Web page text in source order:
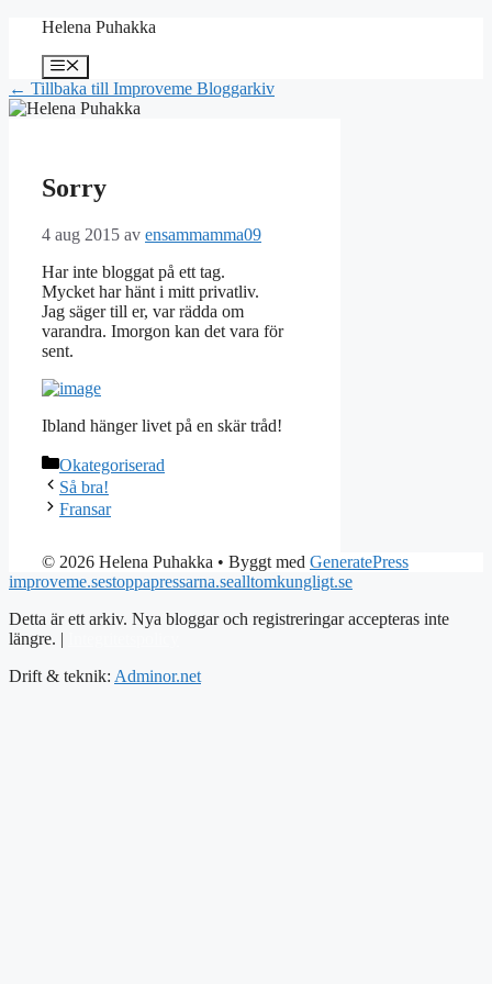
Hoppa
innehåll
Helena Puhakka
Meny
← Tillbaka till Improveme Bloggarkiv
Sorry
4 aug 2015 av ensammamma09
Har inte bloggat på ett tag.
Mycket har hänt i mitt privatliv.
Jag säger till er, var rädda om
varandra. Imorgon kan det vara för
sent.
Ibland hänger livet på en skär tråd!
Kategorier
Okategoriserad
Så bra!
Fransar
© 2026 Helena Puhakka • Byggt med GeneratePress
improveme.sestoppapressarna.sealltomkungligt.se
Detta är ett arkiv. Nya bloggar och registreringar accepteras inte
längre. |
Drift & teknik: Adminor.net